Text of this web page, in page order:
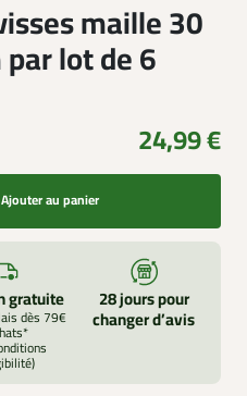
maille 30
lot de 6
24,99 €
Ajouter au panier
gratuite
dès 79€
28 jours pour
changer d’avis